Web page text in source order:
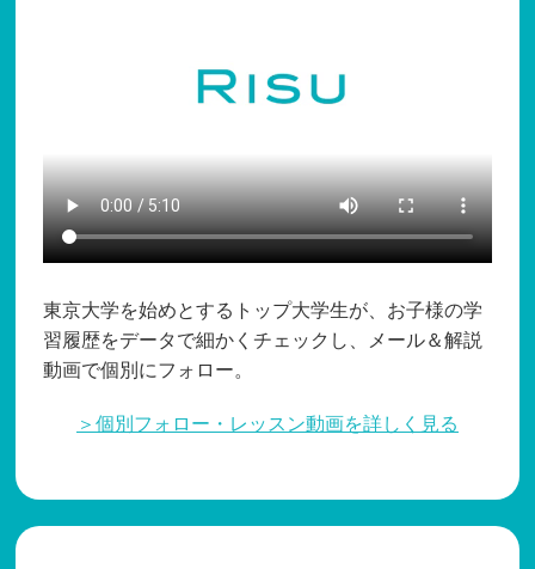
東京大学を始めとするトップ大学生が、お子様の学
習履歴をデータで細かくチェックし、メール＆解説
動画で個別にフォロー。
＞個別フォロー・レッスン動画を詳しく見る